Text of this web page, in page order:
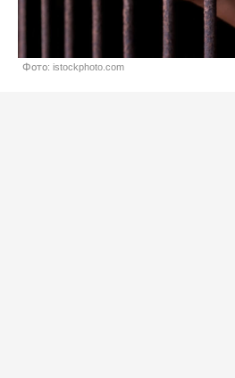
Фото: istockphoto.com